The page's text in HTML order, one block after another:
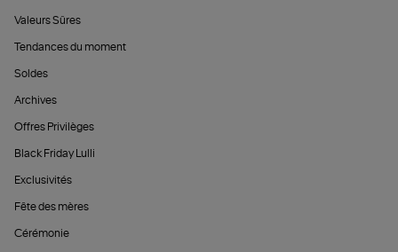
Valeurs Sûres
Tendances du moment
Soldes
Archives
Offres Privilèges
Black Friday Lulli
Exclusivités
Fête des mères
Cérémonie